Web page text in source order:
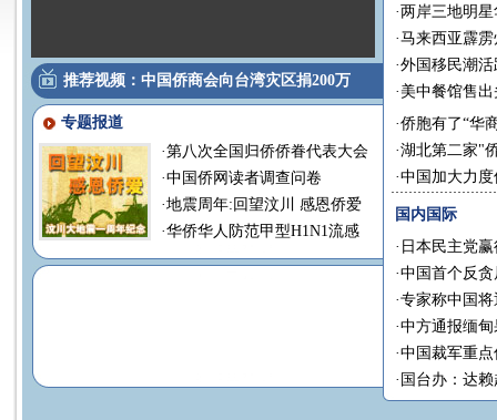
推荐视频：中国侨商会向台湾灾区捐200万
专题报道
·第八次全国归侨侨眷代表大会
·中国侨网读者调查问卷
·地震周年:回望汶川 感恩侨爱
·华侨华人防范甲型H1N1流感
· 两岸三地明
·马来西亚霹
·外国移民潮
· 美中餐馆售
·侨胞有了“华
·湖北第二家"
·中国加大力
国内国际
· 日本民主党
·中国首个反
·专家称中国
·中方通报缅
·中国裁军重
· 国台办：达